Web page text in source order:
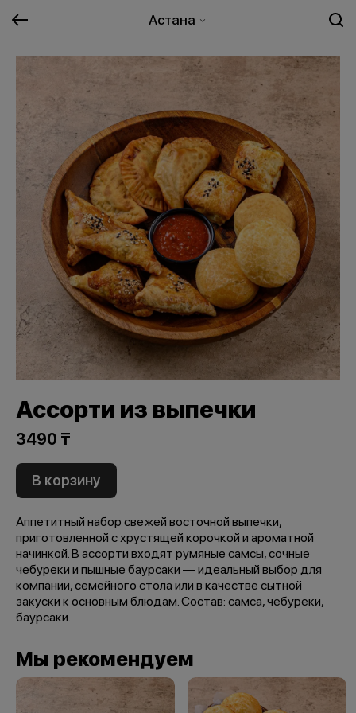
Астана
Ассорти из выпечки
3490 ₸
В корзину
Аппетитный набор свежей восточной выпечки,
приготовленной с хрустящей корочкой и ароматной
начинкой. В ассорти входят румяные самсы, сочные
чебуреки и пышные баурсаки — идеальный выбор для
компании, семейного стола или в качестве сытной
закуски к основным блюдам. Состав: самса, чебуреки,
баурсаки.
Мы рекомендуем